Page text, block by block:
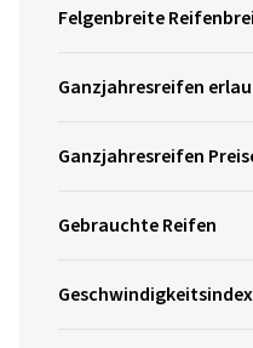
Felgenbreite
Ganzjahresreifen
Ganzjahresreifen
Gebrauchte Reifen
Geschwindigkeitsindex